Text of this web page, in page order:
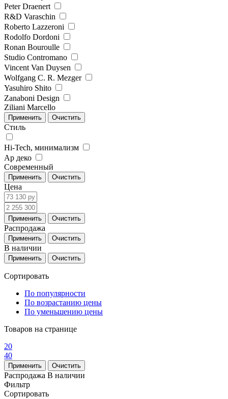
Peter Draenert
R&D Varaschin
Roberto Lazzeroni
Rodolfo Dordoni
Ronan Bouroulle
Studio Contromano
Vincent Van Duysen
Wolfgang C. R. Mezger
Yasuhiro Shito
Zanaboni Design
Ziliani Marcello
Стиль
Hi-Tech, минимализм
Ар деко
Современный
Цена
Распродажа
В наличии
Сортировать
По популярности
По возрастанию цены
По уменьшению цены
Товаров на странице
20
40
Распродажа В наличии
Фильтр
Сортировать